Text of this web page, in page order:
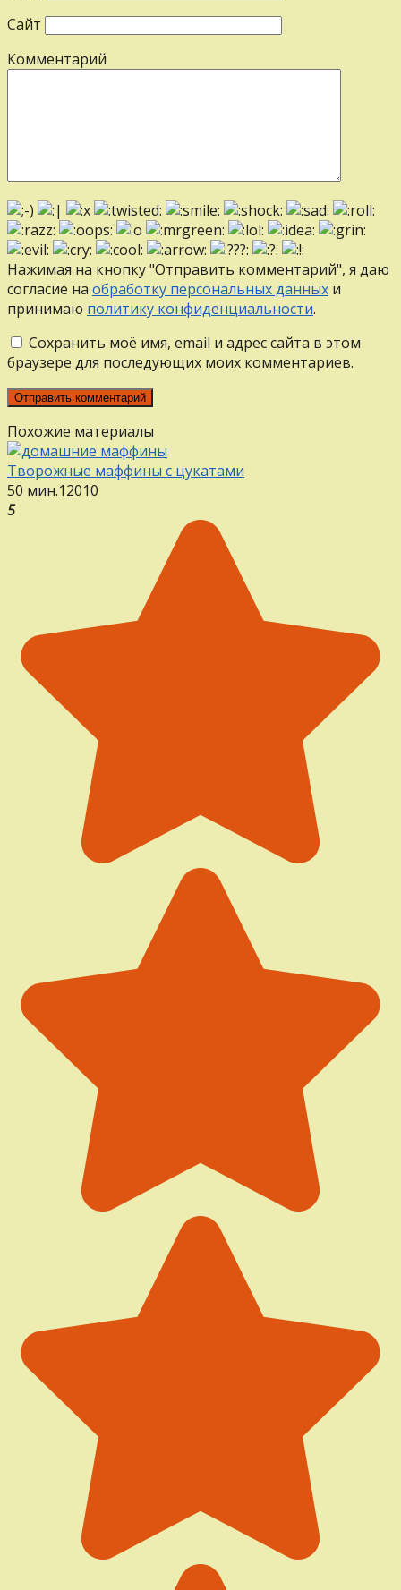
Сайт
Комментарий
Нажимая на кнопку "Отправить комментарий", я даю
согласие на обработку персональных данных и
принимаю политику конфиденциальности.
Сохранить моё имя, email и адрес сайта в этом
браузере для последующих моих комментариев.
Похожие материалы
Творожные маффины с цукатами
50 мин.12010
5